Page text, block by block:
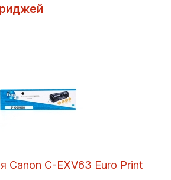
Canon C-EXV63 Euro Print